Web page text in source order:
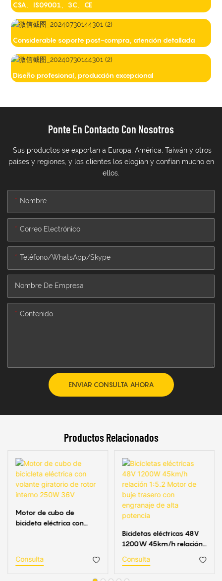
CSA、IS09001、3C、CE
Considerable soporte post-compra, atención detallada
Diseño profesional, producción excepcional
Ponte En Contacto Con Nosotros
Sus productos se exportan a Europa, América, Taiwán y otros
países y regiones, y los clientes los elogian y confían mucho en
ellos.
Nombre
Correo Electrónico
Teléfono/WhatsApp/Skype
Nombre De Empresa
Contenido
ENVIAR CONSULTA AHORA
Productos Relacionados
Motor de cubo de
bicicleta eléctrica con
Consulta
Bicicletas eléctricas 48V
1200W 45km/h relación
trasero con engranaje de
alta potencia
Consulta